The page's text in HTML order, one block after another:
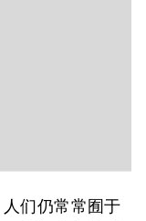
们仍常常囿于